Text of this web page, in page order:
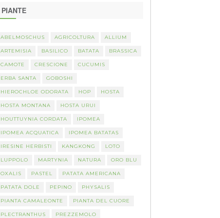
PIANTE
ABELMOSCHUS AGRICOLTURA ALLIUM
ARTEMISIA BASILICO BATATA BRASSICA
CAMOTE CRESCIONE CUCUMIS
ERBA SANTA GOBOSHI
HIEROCHLOE ODORATA HOP HOSTA
HOSTA MONTANA HOSTA URUI
HOUTTUYNIA CORDATA IPOMEA
IPOMEA ACQUATICA IPOMEA BATATAS
IRESINE HERBISTI KANGKONG LOTO
LUPPOLO MARTYNIA NATURA ORO BLU
OXALIS PASTEL PATATA AMERICANA
PATATA DOLE PEPINO PHYSALIS
PIANTA CAMALEONTE PIANTA DEL CUORE
PLECTRANTHUS PREZZEMOLO